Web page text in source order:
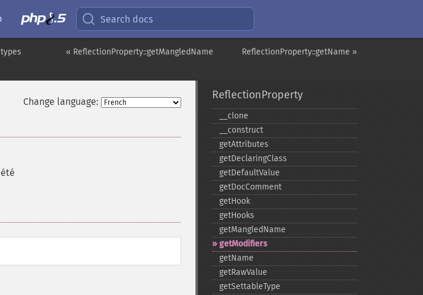
Search docs
ReflectionProperty::getName »
« ReflectionProperty::getMangledName
Change language:
ReflectionProperty
_​_​clone
_​_​construct
getAttributes
getDeclaringClass
getDefaultValue
getDocComment
getHook
getHooks
getMangledName
getModifiers
getName
getRawValue
getSettableType